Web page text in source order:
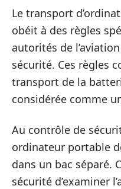
Le transport
obéit à des règles
autorités de
sécurité. Ces règles
transport de la
considérée comme
Au contrôle de
ordinateur portable
dans un bac séparé.
sécurité d’examiner